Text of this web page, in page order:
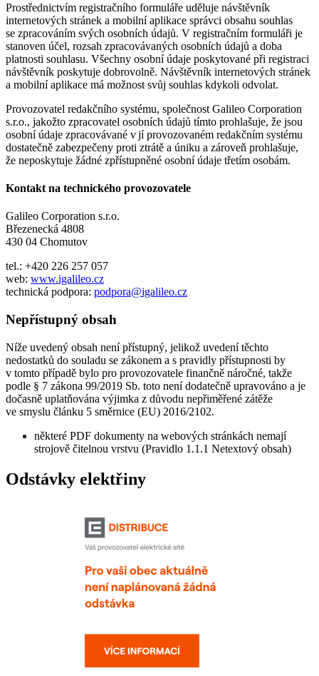
Prostřednictvím registračního formuláře uděluje návštěvník
internetových stránek a mobilní aplikace správci obsahu souhlas
se zpracováním svých osobních údajů. V registračním formuláři je
stanoven účel, rozsah zpracovávaných osobních údajů a doba
platnosti souhlasu. Všechny osobní údaje poskytované při registraci
návštěvník poskytuje dobrovolně. Návštěvník internetových stránek
a mobilní aplikace má možnost svůj souhlas kdykoli odvolat.
Provozovatel redakčního systému, společnost Galileo Corporation
s.r.o., jakožto zpracovatel osobních údajů tímto prohlašuje, že jsou
osobní údaje zpracovávané v jí provozovaném redakčním systému
dostatečně zabezpečeny proti ztrátě a úniku a zároveň prohlašuje,
že neposkytuje žádné zpřístupněné osobní údaje třetím osobám.
Kontakt na technického provozovatele
Galileo Corporation s.r.o.
Březenecká 4808
430 04 Chomutov
tel.: +420 226 257 057
web: www.igalileo.cz
technická podpora: podpora@igalileo.cz
Nepřístupný obsah
Níže uvedený obsah není přístupný, jelikož uvedení těchto
nedostatků do souladu se zákonem a s pravidly přístupnosti by
v tomto případě bylo pro provozovatele finančně náročné, takže
podle § 7 zákona 99/2019 Sb. toto není dodatečně upravováno a je
dočasně uplatňována výjimka z důvodu nepřiměřené zátěže
ve smyslu článku 5 směrnice (EU) 2016/2102.
některé PDF dokumenty na webových stránkách nemají
strojově čitelnou vrstvu (Pravidlo 1.1.1 Netextový obsah)
Odstávky elektřiny